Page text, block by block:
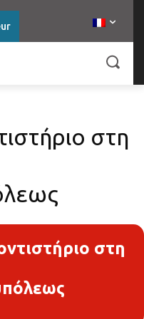
στη
στη